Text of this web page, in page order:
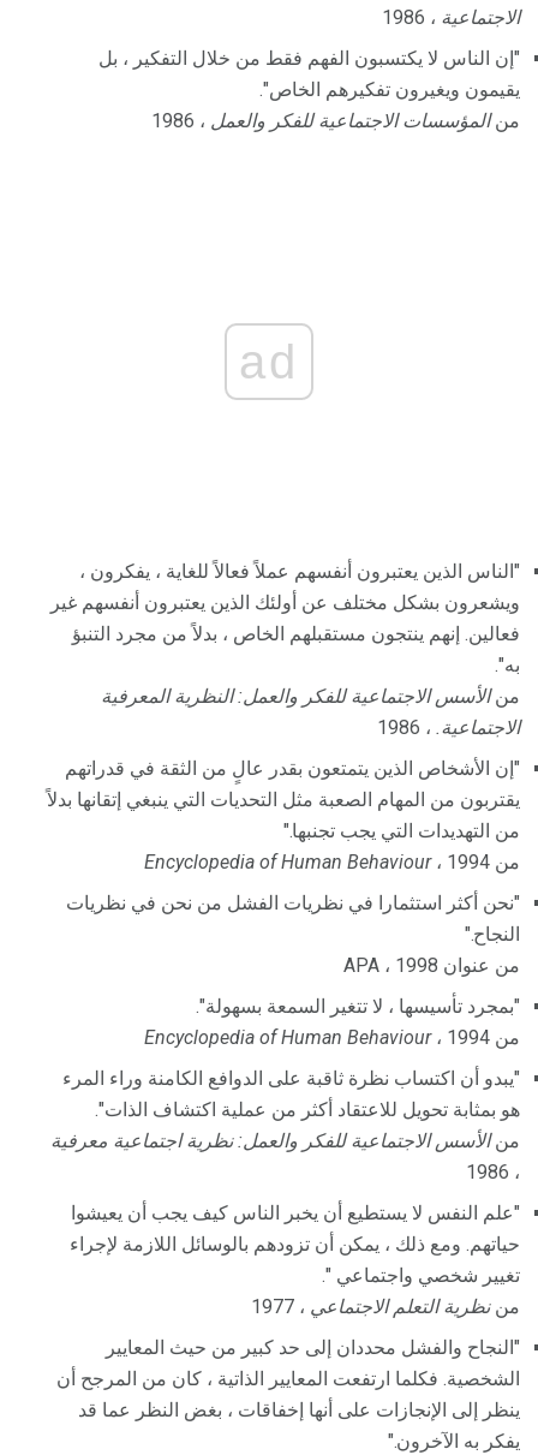
الاجتماعية ، 1986
"إن الناس لا يكتسبون الفهم فقط من خلال التفكير ، بل
يقيمون ويغيرون تفكيرهم الخاص".
منالمؤسسات الاجتماعية للفكر والعمل ، 1986
ad
"الناس الذين يعتبرون أنفسهم عملاً فعالاً للغاية ، يفكرون ،
ويشعرون بشكل مختلف عن أولئك الذين يعتبرون أنفسهم غير
فعالين. إنهم ينتجون مستقبلهم الخاص ، بدلاً من مجرد التنبؤ
به".
منالأسس الاجتماعية للفكر والعمل: النظرية المعرفية
الاجتماعية. ، 1986
"إن الأشخاص الذين يتمتعون بقدر عالٍ من الثقة في قدراتهم
يقتربون من المهام الصعبة مثل التحديات التي ينبغي إتقانها بدلاً
من التهديدات التي يجب تجنبها."
من
Encyclopedia of Human Behaviour، 1994
"نحن أكثر استثمارا في نظريات الفشل من نحن في نظريات
النجاح."
من عنوان APA ، 1998
"بمجرد تأسيسها ، لا تتغير السمعة بسهولة".
من
Encyclopedia of Human Behaviour، 1994
"يبدو أن اكتساب نظرة ثاقبة على الدوافع الكامنة وراء المرء
هو بمثابة تحويل للاعتقاد أكثر من عملية اكتشاف الذات".
منالأسس الاجتماعية للفكر والعمل: نظرية اجتماعية معرفية
، 1986
"علم النفس لا يستطيع أن يخبر الناس كيف يجب أن يعيشوا
حياتهم. ومع ذلك ، يمكن أن تزودهم بالوسائل اللازمة لإجراء
تغيير شخصي واجتماعي ".
مننظرية التعلم الاجتماعي ، 1977
"النجاح والفشل محددان إلى حد كبير من حيث المعايير
الشخصية. فكلما ارتفعت المعايير الذاتية ، كان من المرجح أن
ينظر إلى الإنجازات على أنها إخفاقات ، بغض النظر عما قد
يفكر به الآخرون."